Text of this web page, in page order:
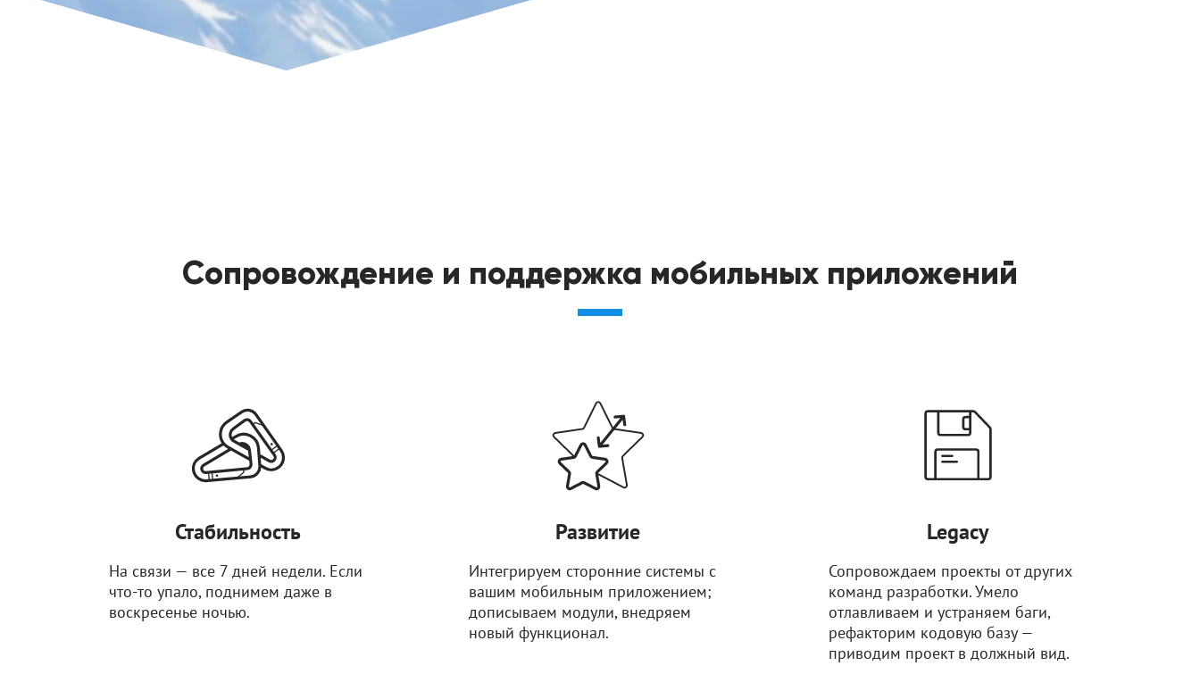
Сопровождение и поддержка мобильных приложений
Стабильность
На связи — все 7 дней недели. Если
что-то упало, поднимем даже в
воскресенье ночью.
Развитие
Интегрируем сторонние системы с
вашим мобильным приложением;
дописываем модули, внедряем
новый функционал.
Legacy
Сопровождаем проекты от других
команд разработки. Умело
отлавливаем и устраняем баги,
рефакторим кодовую базу —
приводим проект в должный вид.